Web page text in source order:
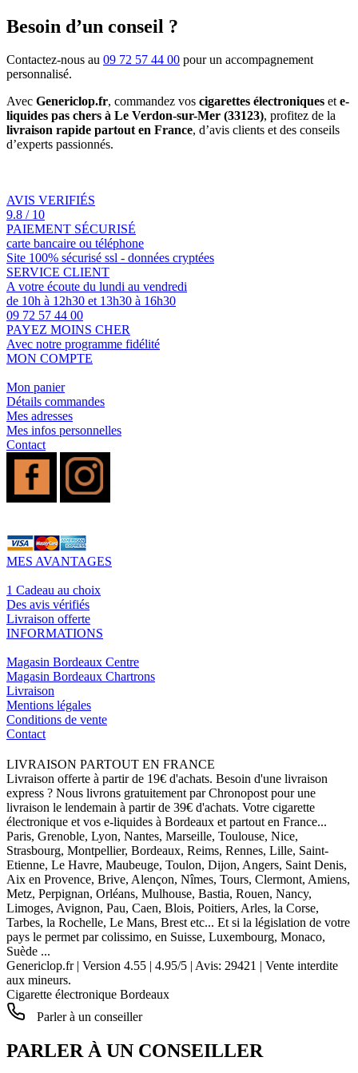
Besoin d’un conseil ?
Contactez-nous au 09 72 57 44 00 pour un accompagnement
personnalisé.
Avec Genericlop.fr, commandez vos cigarettes électroniques ete-
liquides pas chers à Le Verdon-sur-Mer (33123), profitez de la
livraison rapide partout en France, d’avis clients et des conseils
d’experts passionnés.
AVIS VERIFIÉS
9.8 / 10
PAIEMENT SÉCURISÉ
carte bancaire ou téléphone
Site 100% sécurisé ssl - données cryptées
SERVICE CLIENT
A votre écoute du lundi au vendredi
de 10h à 12h30 et 13h30 à 16h30
09 72 57 44 00
PAYEZ MOINS CHER
Avec notre programme fidélité
MON COMPTE
Mon panier
Détails commandes
Mes adresses
Mes infos personnelles
Contact
MES AVANTAGES
1 Cadeau au choix
Des avis vérifiés
Livraison offerte
INFORMATIONS
Magasin Bordeaux Centre
Magasin Bordeaux Chartrons
Livraison
Mentions légales
Conditions de vente
Contact
LIVRAISON PARTOUT EN FRANCE
Livraison offerte à partir de 19€ d'achats. Besoin d'une livraison
express ? Nous livrons gratuitement par Chronopost pour une
livraison le lendemain à partir de 39€ d'achats. Votre cigarette
électronique et vos e-liquides à Bordeaux et partout en France...
Paris, Grenoble, Lyon, Nantes, Marseille, Toulouse, Nice,
Strasbourg, Montpellier, Bordeaux, Reims, Rennes, Lille, Saint-
Etienne, Le Havre, Maubeuge, Toulon, Dijon, Angers, Saint Denis,
Aix en Provence, Brive, Alençon, Nîmes, Tours, Clermont, Amiens,
Metz, Perpignan, Orléans, Mulhouse, Bastia, Rouen, Nancy,
Limoges, Avignon, Pau, Caen, Blois, Poitiers, Arles, la Corse,
Tarbes, la Rochelle, Le Mans, Brest etc... Et si la législation de votre
pays le permet par colissimo, en Suisse, Luxembourg, Monaco,
Suède ...
Genericlop.fr| Version 4.55 | 4.95/5 | Avis: 29421 | Vente interdite
aux mineurs.
Cigarette électronique Bordeaux
Parler à un conseiller
PARLER À UN CONSEILLER